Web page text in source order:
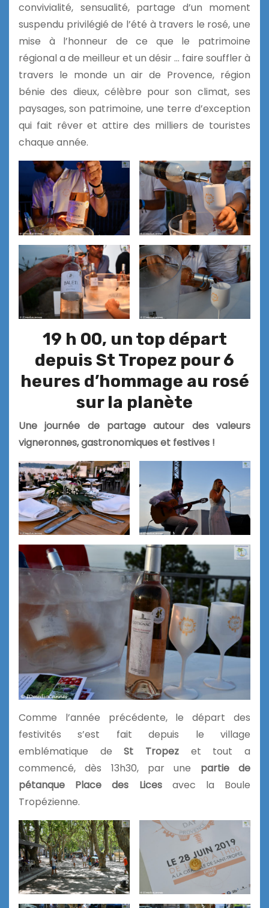
convivialité, sensualité, partage d’un moment
suspendu privilégié de l’été à travers le rosé, une
mise à l’honneur de ce que le patrimoine
régional a de meilleur et un désir … faire souffler à
travers le monde un air de Provence, région
bénie des dieux, célèbre pour son climat, ses
paysages, son patrimoine, une terre d’exception
qui fait rêver et attire des milliers de touristes
chaque année.
19 h 00, un top départ
depuis St Tropez pour 6
heures d’hommage au rosé
sur la planète
Une journée de partage autour des valeurs
vigneronnes, gastronomiques et festives !
Comme l’année précédente, le départ des
festivités s’est fait depuis le village
emblématique deSt Tropez et tout a
commencé, dès 13h30, par une partie de
pétanque Place des Licesavec la Boule
Tropézienne.